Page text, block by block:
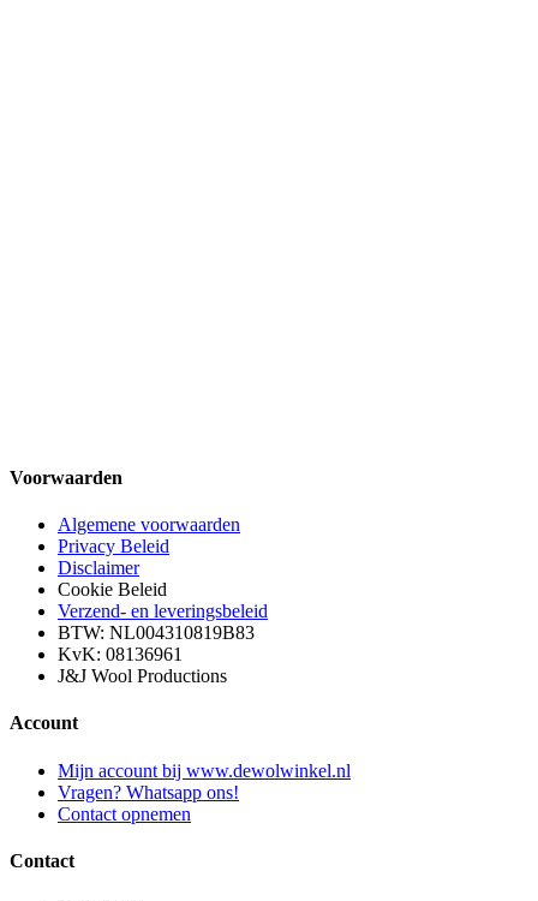
Voorwaarden
Algemene voorwaarden
Privacy Beleid
Disclaimer
Cookie Beleid
Verzend- en leveringsbeleid
BTW: NL004310819B83
KvK: 08136961
J&J Wool Productions
Account
Mijn account bij www.dewolwinkel.nl
Vragen? Whatsapp ons!
Contact opnemen
Contact